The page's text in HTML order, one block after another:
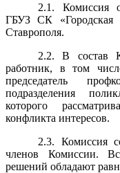
2.1. Комиссия
ГБУЗ СК «Городская
Ставрополя.
2.2. В состав
работник, в том
председатель
подразделения
которого
конфликта интересов.
2.3. Комиссия
членов Комиссии.
решений обладают